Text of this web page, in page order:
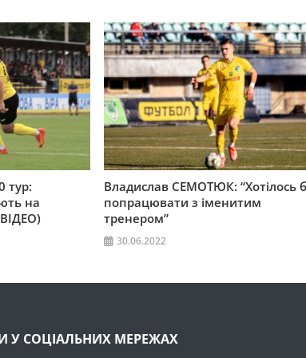
тур:
на
Владислав СЕМОТЮК: “Хотілось
попрацювати з іменитим
тренером”
30.06.2022
У СОЦІАЛЬНИХ МЕРЕЖАХ